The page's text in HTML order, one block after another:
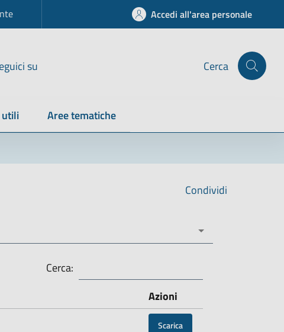
Accedi all'area personale
su Cerca
utili Aree tematiche
Condividi
Cerca:
Azioni
Scarica